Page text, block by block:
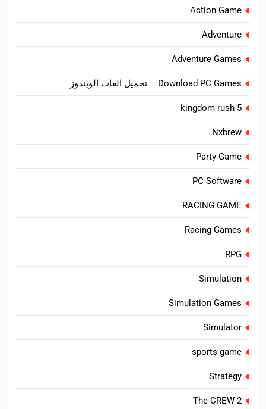
Action Game
Adventure
Adventure Games
Download PC Games – تحميل العاب الويندوز
kingdom rush 5
Nxbrew
Party Game
PC Software
RACING GAME
Racing Games
RPG
Simulation
Simulation Games
Simulator
sports game
Strategy
The CREW 2